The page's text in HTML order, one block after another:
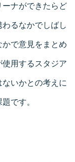
ーナができたらど
るなかでしばし
で意見をまとめ
用するスタジア
いかとの考えに
です。